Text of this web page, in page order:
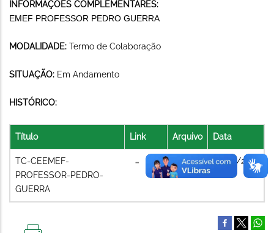
INFORMAÇÕES COMPLEMENTARES:
EMEF PROFESSOR PEDRO GUERRA
MODALIDADE: Termo de Colaboração
SITUAÇÃO: Em Andamento
HISTÓRICO:
Título Link Arquivo Data
TC-CEEMEF-
PROFESSOR-PEDRO-
GUERRA
09/07/2021